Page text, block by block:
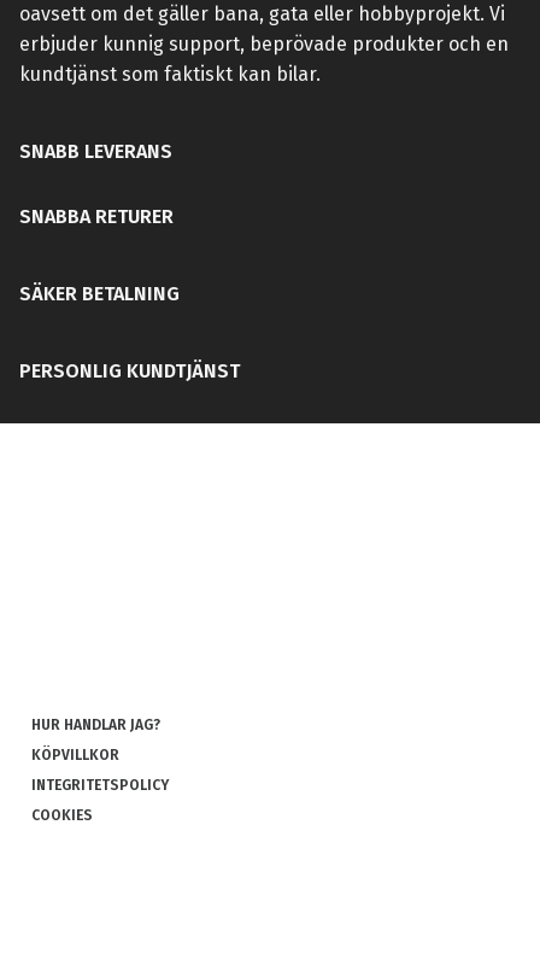
oavsett om det gäller bana, gata eller hobbyprojekt. Vi
erbjuder kunnig support, beprövade produkter och en
kundtjänst som faktiskt kan bilar.
SNABB LEVERANS
SNABBA RETURER
SÄKER BETALNING
PERSONLIG KUNDTJÄNST
HUR HANDLAR JAG?
KÖPVILLKOR
INTEGRITETSPOLICY
COOKIES